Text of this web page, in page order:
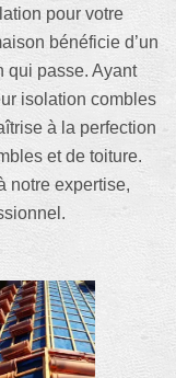
pour votre
bénéficie d’un
qui passe. Ayant
isolation combles
à la perfection
et de toiture.
notre expertise,